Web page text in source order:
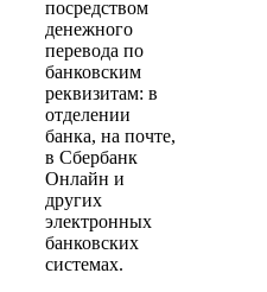
посредством
денежного
перевода по
банковским
реквизитам: в
отделении
банка, на почте,
в Сбербанк
Онлайн и
других
электронных
банковских
системах.